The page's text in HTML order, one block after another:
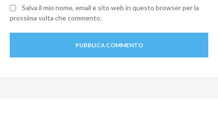
Salva il mio nome, email e sito web in questo browser per la
prossima volta che commento.